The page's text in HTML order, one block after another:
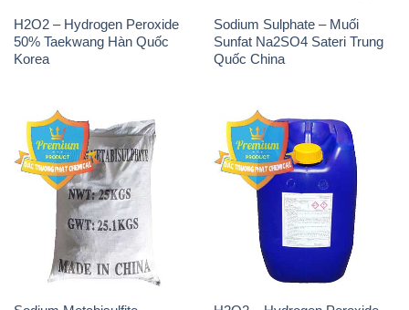
H2O2 – Hydrogen Peroxide
50% Taekwang Hàn Quốc
Korea
Sodium Sulphate – Muối
Sunfat Na2SO4 Sateri Trung
Quốc China